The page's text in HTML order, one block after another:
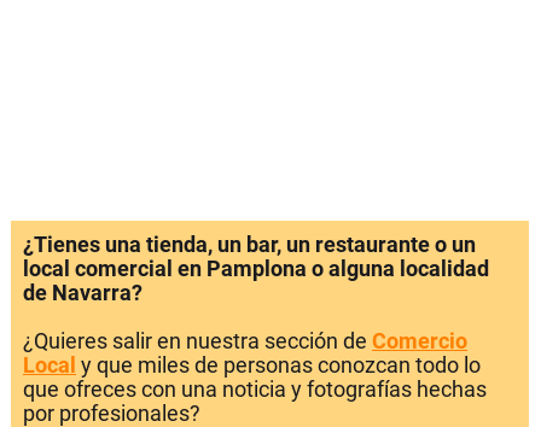
¿Tienes una tienda, un bar, un restaurante o un
local comercial en Pamplona o alguna localidad
de Navarra?
¿Quieres salir en nuestra sección de Comercio
Local y que miles de personas conozcan todo lo
que ofreces con una noticia y fotografías hechas
por profesionales?